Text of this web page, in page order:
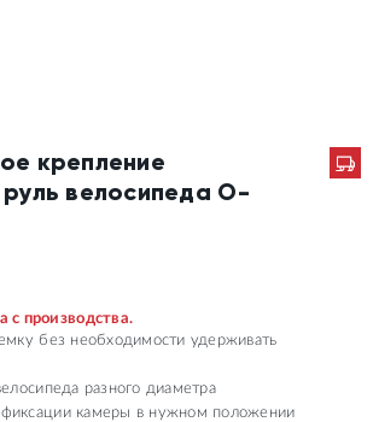
крепление
велосипеда O-
с производства.
без необходимости удерживать
разного диаметра
камеры в нужном положении